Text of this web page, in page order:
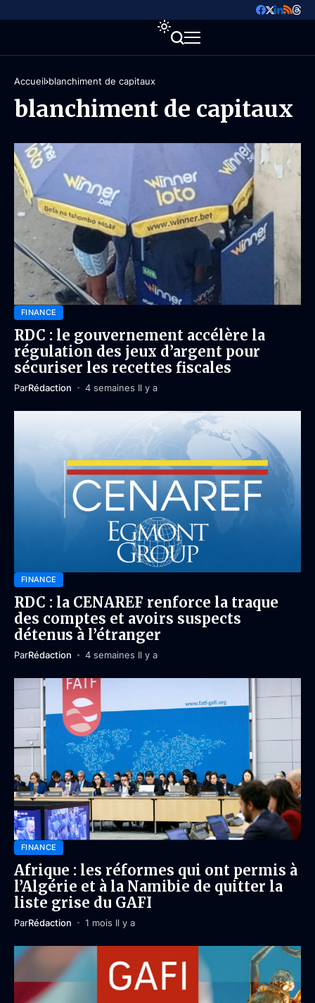
Accueil blanchiment de capitaux
blanchiment de capitaux
FINANCE
RDC : le gouvernement accélère la
régulation des jeux d’argent pour
sécuriser les recettes fiscales
ParRédaction 4 semaines Il y a
FINANCE
RDC : la CENAREF renforce la traque
des comptes et avoirs suspects
détenus à l’étranger
ParRédaction 4 semaines Il y a
FINANCE
Afrique : les réformes qui ont permis à
l’Algérie et à la Namibie de quitter la
liste grise du GAFI
ParRédaction 1 mois Il y a